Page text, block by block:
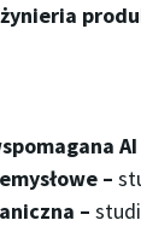
AI
–
–